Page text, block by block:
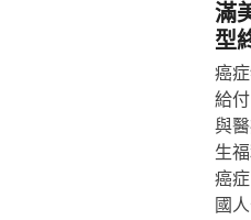
滿
型
癌
給
與
生
癌
國